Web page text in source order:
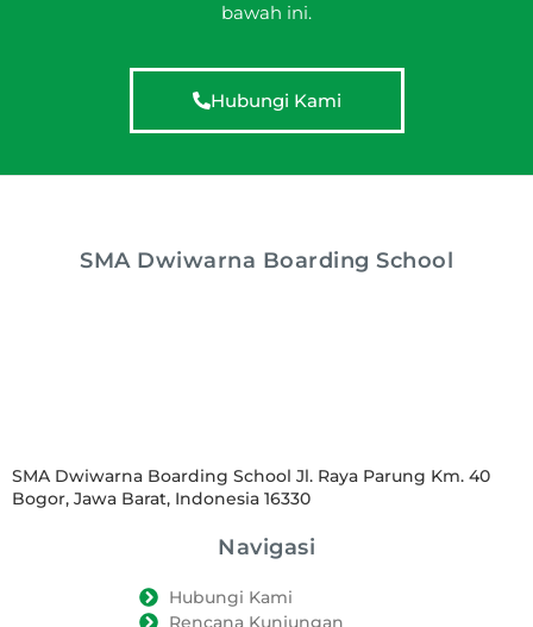
bawah ini.
Hubungi Kami
SMA Dwiwarna Boarding School
SMA Dwiwarna Boarding School Jl. Raya Parung Km. 40
Bogor, Jawa Barat, Indonesia 16330
Navigasi
Hubungi Kami
Rencana Kunjungan